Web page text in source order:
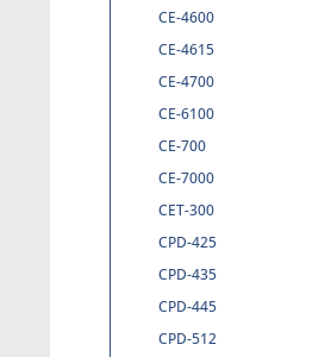
CE-4600
CE-4615
CE-4700
CE-6100
CE-700
CE-7000
CET-300
CPD-425
CPD-435
CPD-445
CPD-512